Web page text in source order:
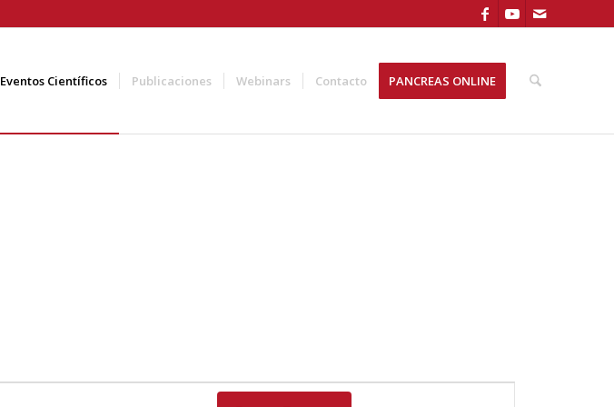
Eventos Científicos Publicaciones Webinars Contacto PANCREAS ONLINE